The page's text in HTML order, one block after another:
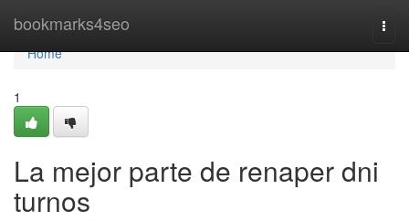
bookmarks4seo
Home
Home
1
La mejor parte de renaper dni
turnos